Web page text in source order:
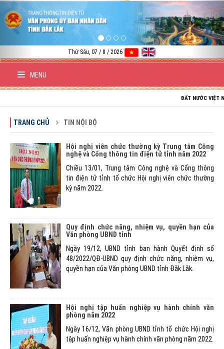
Previous
Thứ Sáu, 07 / 8 / 2026
MENU
ĐẤT NƯỚC VIỆT NAM
TRANG CHỦ TIN NỘI BỘ
Hội nghị viên chức thường kỳ Trung tâm Công
nghệ và Cổng thông tin điện tử tỉnh năm 2022
Chiều 13/01, Trung tâm Công nghệ và Cổng thông
tin điện tử tỉnh tổ chức Hội nghị viên chức thường
kỳ năm 2022.
Quy định chức năng, nhiệm vụ, quyền hạn của
Văn phòng UBND tỉnh
Ngày 19/12, UBND tỉnh ban hành Quyết định số
48/2022/QĐ-UBND quy định chức năng, nhiệm vụ,
quyền hạn của Văn phòng UBND tỉnh Đắk Lắk.
Hội nghị tập huấn nghiệp vụ hành chính văn
phòng năm 2022
Ngày 16/12, Văn phòng UBND tỉnh tổ chức Hội nghị
tập huấn nghiệp vụ hành chính văn phòng năm 2022.